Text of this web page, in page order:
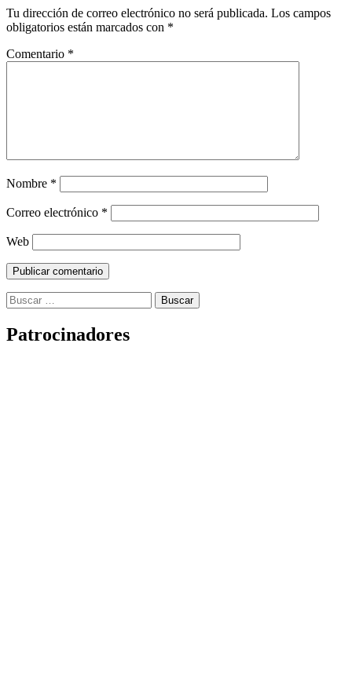
Tu dirección de correo electrónico no será publicada. Los campos
obligatorios están marcados con *
Comentario *
Nombre *
Correo electrónico *
Web
Buscar:
Patrocinadores